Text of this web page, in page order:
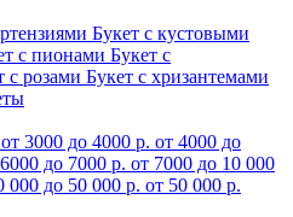
Букет с кустовыми
с пионами Букет с
с розами Букет с хризантемами
от 3000 до 4000 р. от 4000 до
до 7000 р. от 7000 до 10 000
000 до 50 000 р. от 50 000 р.